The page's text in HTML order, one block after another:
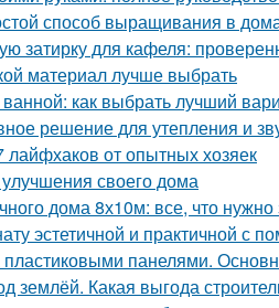
способ выращивания в
затирку для кафеля:
материал лучше выбрать
как выбрать лучший
решение для утепления и
лайфхаков от опытных хозяек
своего дома
дома 8х10м: все, что нужно
эстетичной и практичной с
пластиковыми панелями.
землёй. Какая выгода